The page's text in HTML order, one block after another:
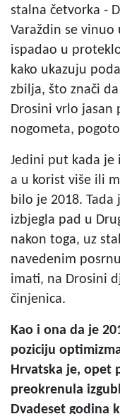
stalna četvorka -
Varaždin se
ispadao u
kako ukazuju
zbilja, što znači
Drosini vrlo jasan
nogometa,
Jedini put kada je
a u korist više ili
bilo je 2018.
izbjegla pad u
nakon toga, uz
navedenim
imati, na Drosini
činjenica.
Kao i ona da je
poziciju
Hrvatska je, opet
preokrenula
Dvadeset godina